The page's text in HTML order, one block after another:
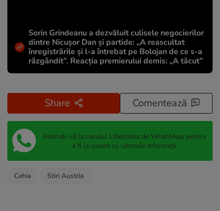
Sorin Grindeanu a dezvăluit culisele negocierilor
dintre Nicușor Dan și partide: „A reascultat
înregistrările și l-a întrebat pe Bolojan de ce s-a
răzgândit”. Reacția premierului demis: „A tăcut”
Share Comentează
Abonați-vă la canalul Libertatea de WhatsApp pentru
a fi la curent cu ultimele informații
Cehia Stiri Austria